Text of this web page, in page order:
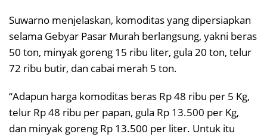
Suwarno menjelaskan, komoditas yang dipersiapkan
selama Gebyar Pasar Murah berlangsung, yakni beras
50 ton, minyak goreng 15 ribu liter, gula 20 ton, telur
72 ribu butir, dan cabai merah 5 ton.
“Adapun harga komoditas beras Rp 48 ribu per 5 Kg,
telur Rp 48 ribu per papan, gula Rp 13.500 per Kg,
dan minyak goreng Rp 13.500 per liter. Untuk itu